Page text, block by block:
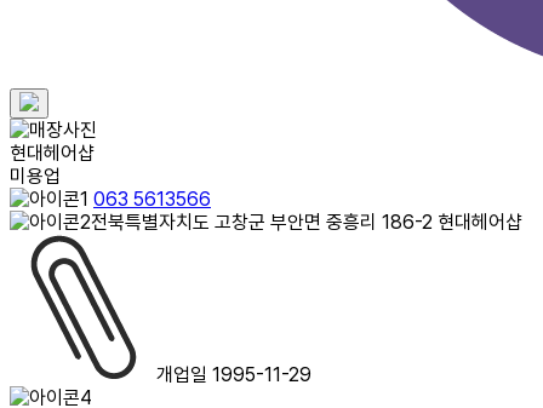
현대헤어샵
미용업
063 5613566
전북특별자치도 고창군 부안면 중흥리 186-2 현대헤어샵
개업일 1995-11-29